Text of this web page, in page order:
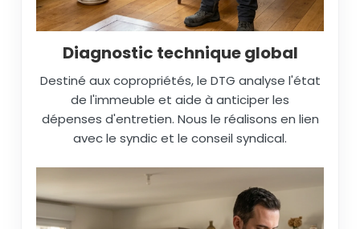
Diagnostic technique global
Destiné aux copropriétés, le DTG analyse l'état
de l'immeuble et aide à anticiper les
dépenses d'entretien. Nous le réalisons en lien
avec le syndic et le conseil syndical.